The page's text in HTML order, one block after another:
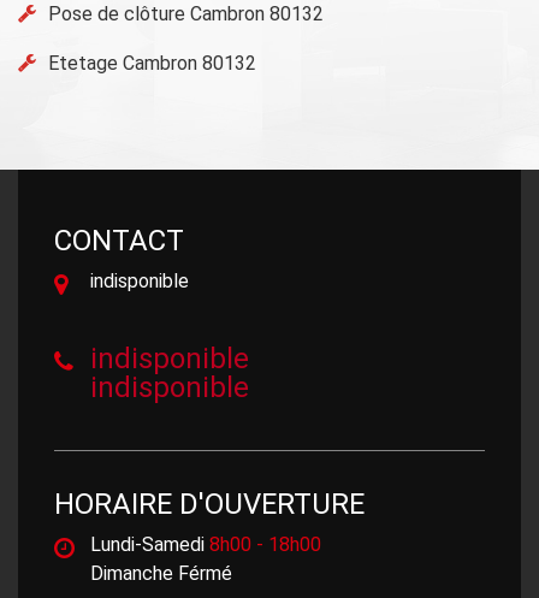
Pose de clôture Cambron 80132
Etetage Cambron 80132
CONTACT
indisponible
indisponible
indisponible
HORAIRE D'OUVERTURE
Lundi-Samedi 8h00 - 18h00
Dimanche Férmé